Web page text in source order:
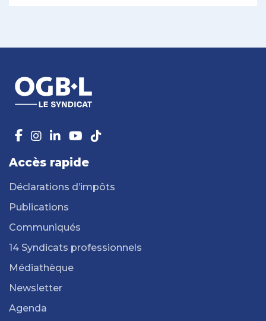
Accès rapide
Déclarations d’impôts
Publications
Communiqués
14 Syndicats professionnels
Médiathèque
Newsletter
Agenda